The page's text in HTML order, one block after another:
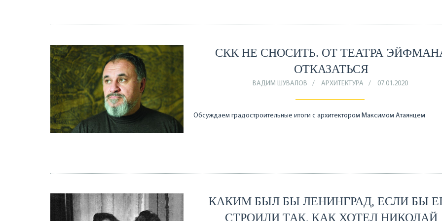
СКК НЕ СНОСИТЬ. ОТ ТЕАТРА
ОТКАЗАТЬСЯ
ВАДИМ ШУВАЛОВ АРХИТЕКТУРА 07.01.2020
Обсуждаем градостроительные итоги с архитектором Максимом Атаянцем
КАКИМ БЫЛ БЫ ЛЕНИНГРАД, ЕСЛИ БЫ
СТРОИЛИ ТАК, КАК ХОТЕЛ НИКОЛАЙ